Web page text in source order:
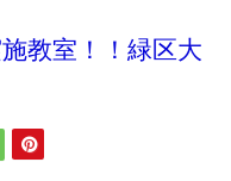
教室！！緑区大